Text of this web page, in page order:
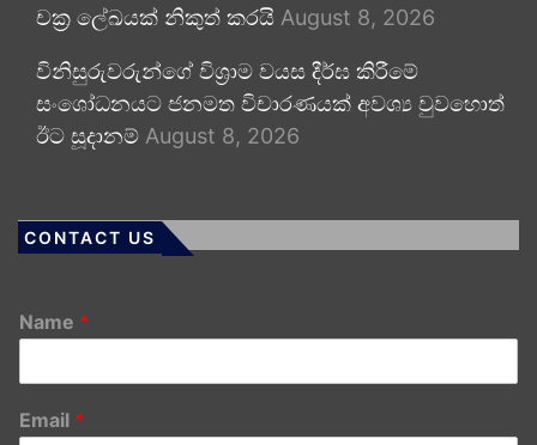
චක්‍ර ලේඛයක් නිකුත් කරයි August 8, 2026
විනිසුරුවරුන්ගේ විශ්‍රාම වයස දීර්ඝ කිරීමේ
සංශෝධනයට ජනමත විචාරණයක් අවශ්‍ය වුවහොත්
ඊට සූදානම් August 8, 2026
CONTACT US
Name *
Email *